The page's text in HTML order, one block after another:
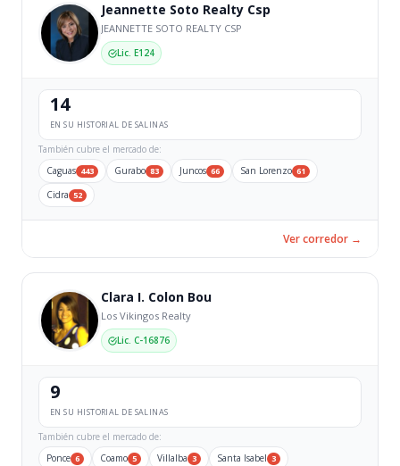
Jeannette Soto Realty Csp
JEANNETTE SOTO REALTY CSP
Lic. E124
14
EN SU HISTORIAL DE SALINAS
También cubre el mercado de:
Caguas 443 Gurabo 83 Juncos 66 San Lorenzo 61
Cidra 52
Ver corredor →
Clara I. Colon Bou
Los Vikingos Realty
Lic. C-16876
9
EN SU HISTORIAL DE SALINAS
También cubre el mercado de:
Ponce 6 Coamo 5 Villalba 3 Santa Isabel 3